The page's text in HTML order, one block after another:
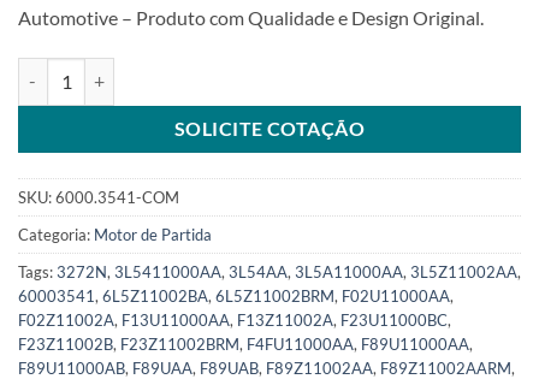
Automotive – Produto com Qualidade e Design Original.
SOLICITE COTAÇÃO
SKU:6000.3541-COM
Categoria: Motor de Partida
Tags:3272N, 3L5411000AA, 3L54AA, 3L5A11000AA, 3L5Z11002AA,
60003541, 6L5Z11002BA, 6L5Z11002BRM, F02U11000AA,
F02Z11002A, F13U11000AA, F13Z11002A, F23U11000BC,
F23Z11002B, F23Z11002BRM, F4FU11000AA, F89U11000AA,
F89U11000AB, F89UAA, F89UAB, F89Z11002AA, F89Z11002AARM,